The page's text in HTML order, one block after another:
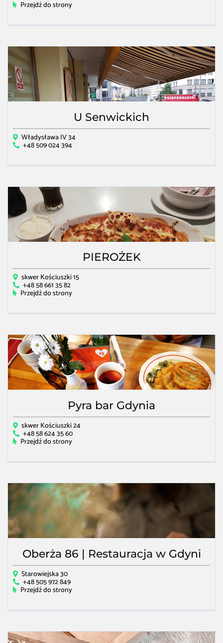
Przejdź do strony
U Senwickich
Władysława IV 34
+48 509 024 394
PIEROŻEK
skwer Kościuszki 15
+48 58 661 35 82
Przejdź do strony
Pyra bar Gdynia
skwer Kościuszki 24
+48 58 624 35 60
Przejdź do strony
Oberża 86 | Restauracja w Gdyni
Starowiejska 30
+48 505 972 849
Przejdź do strony